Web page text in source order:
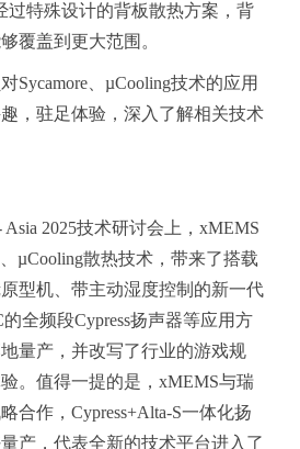
过特殊设计的背板散热方案，背
覆盖到更大范围。
Sycamore、µCooling技术的应用
，驻足体验，深入了解相关技术
2025技术研讨会上，xMEMS
µCooling散热技术，带来了搭载
型机、带主动湿度控制的新一代
全频段Cypress扬声器等应用方
量产，并改写了行业的游戏规
。值得一提的是，xMEMS与瑞
合作，Cypress+Alta-S一体化扬
产，代表全新的技术平台进入了